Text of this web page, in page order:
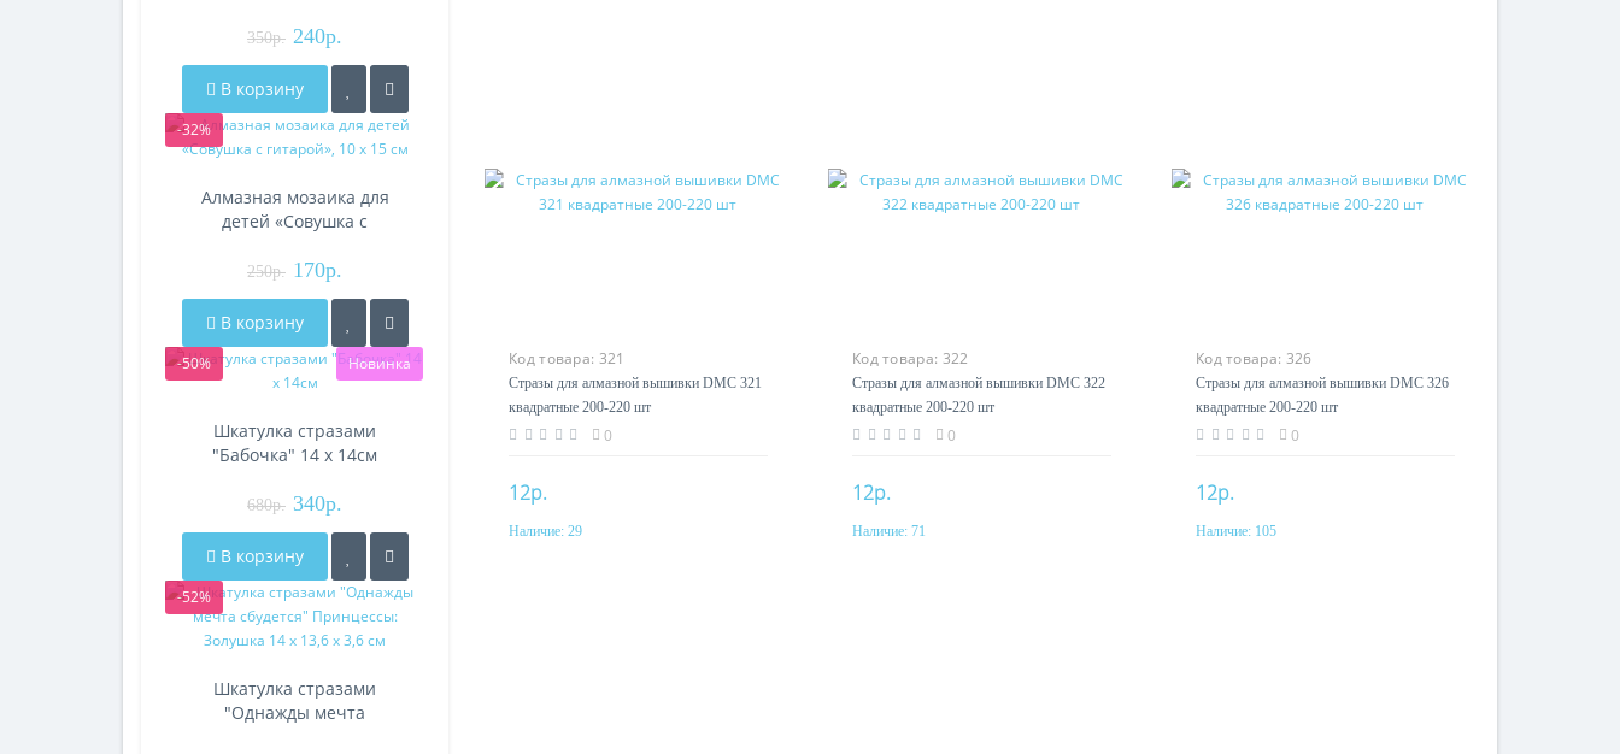
350р. 240р.
В корзину
-32%
Алмазная мозаика для
детей «Совушка с
250р. 170р.
В корзину
-50% Новинка
Шкатулка стразами
"Бабочка" 14 х 14см
680р. 340р.
В корзину
-52%
Шкатулка стразами
"Однажды мечта
Код товара: 321
Стразы для алмазной вышивки DMC 321
квадратные 200-220 шт
0
12р.
Купить
Наличие: 29
Код товара: 322
Стразы для алмазной вышивки DMC 322
квадратные 200-220 шт
0
12р.
Купить
Наличие: 71
Код товара: 326
Стразы для алмазной вышивки DMC 326
квадратные 200-220 шт
0
12р.
Купить
Наличие: 105